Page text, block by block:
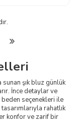
sunan şık bluz günlük
İnce detaylar ve
seçenekleri ile
rahatlık
konfor ve zarif bir